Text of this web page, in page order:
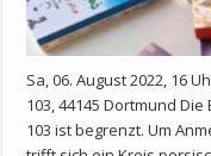
Sa, 06. August 2022, 16
103, 44145 Dortmund
103 ist begrenzt. Um